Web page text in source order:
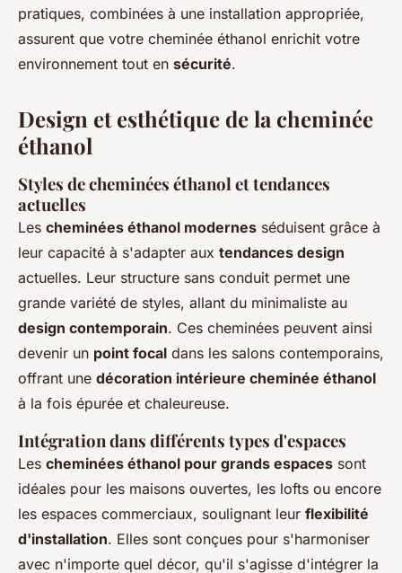
pratiques, combinées à une installation appropriée,
assurent que votre cheminée éthanol enrichit votre
environnement tout en sécurité.
Design et esthétique de la cheminée
éthanol
Styles de cheminées éthanol et tendances
actuelles
Les cheminées éthanol modernes séduisent grâce à
leur capacité à s'adapter aux tendances design
actuelles. Leur structure sans conduit permet une
grande variété de styles, allant du minimaliste au
design contemporain. Ces cheminées peuvent ainsi
devenir un point focal dans les salons contemporains,
offrant une décoration intérieure cheminée éthanol
à la fois épurée et chaleureuse.
Intégration dans différents types d'espaces
Les cheminées éthanol pour grands espaces sont
idéales pour les maisons ouvertes, les lofts ou encore
les espaces commerciaux, soulignant leur flexibilité
d'installation. Elles sont conçues pour s'harmoniser
avec n'importe quel décor, qu'il s'agisse d'intégrer la